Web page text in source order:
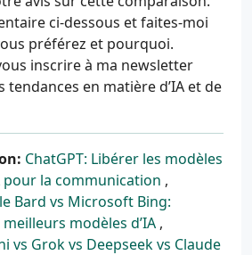
ci-dessous et faites-moi
préférez et pourquoi.
inscrire à ma newsletter
en matière d’IA et de
ChatGPT: Libérer les modèles
pour la communication ,
Bard vs Microsoft Bing:
modèles d’IA ,
vs Grok vs Deepseek vs Claude